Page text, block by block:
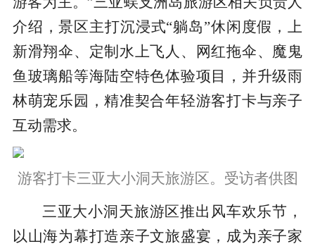
介绍，景区主打沉浸式“躺岛”休闲度假，上
新滑翔伞、定制水上飞人、网红拖伞、魔鬼
鱼玻璃船等海陆空特色体验项目，并升级雨
林萌宠乐园，精准契合年轻游客打卡与亲子
互动需求。
游客打卡三亚大小洞天旅游区。受访者供图
三亚大小洞天旅游区推出风车欢乐节，
以山海为幕打造亲子文旅盛宴，成为亲子家